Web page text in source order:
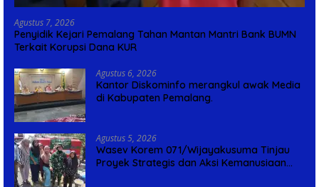
Agustus 7, 2026
Penyidik Kejari Pemalang Tahan Mantan Mantri Bank BUMN
Terkait Korupsi Dana KUR
Agustus 6, 2026
Kantor Diskominfo merangkul awak Media
di Kabupaten Pemalang.
Agustus 5, 2026
Wasev Korem 071/Wijayakusuma Tinjau
Proyek Strategis dan Aksi Kemanusiaan